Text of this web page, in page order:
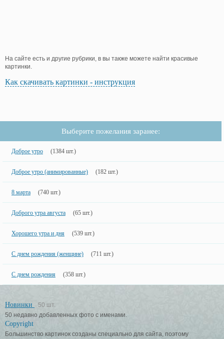
На сайте есть и другие рубрики, в вы также можете найти красивые
картинки.
Как скачивать картинки - инструкция
Выберите пожелания заранее:
Доброе утро (1384 шт.)
Доброе утро (анимированные) (182 шт.)
8 марта (740 шт.)
Доброго утра августа (65 шт.)
Хорошего утра и дня (539 шт.)
С днем рождения (женщине) (711 шт.)
С днем рождения (358 шт.)
Новинки
50 шт.
50 недавно добавленных фото с именами.
Copyright
Большинство картинок созданы специально для сайта, поэтому